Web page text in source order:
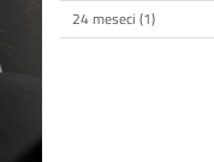
24 meseci (1)